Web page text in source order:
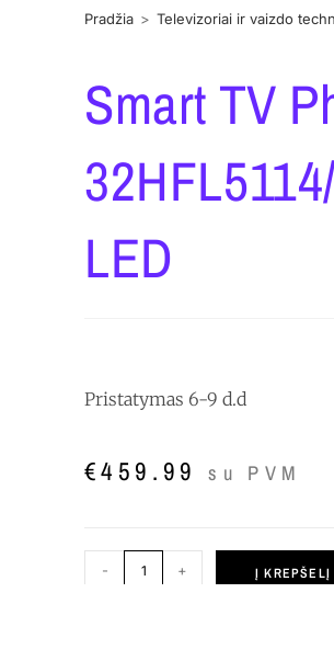
Pradžia > Televizoriai ir vaizdo
Smart TV
LED
Pristatymas 6-9 d.d
€459.99 su PVM
- + Į KREPŠELĮ